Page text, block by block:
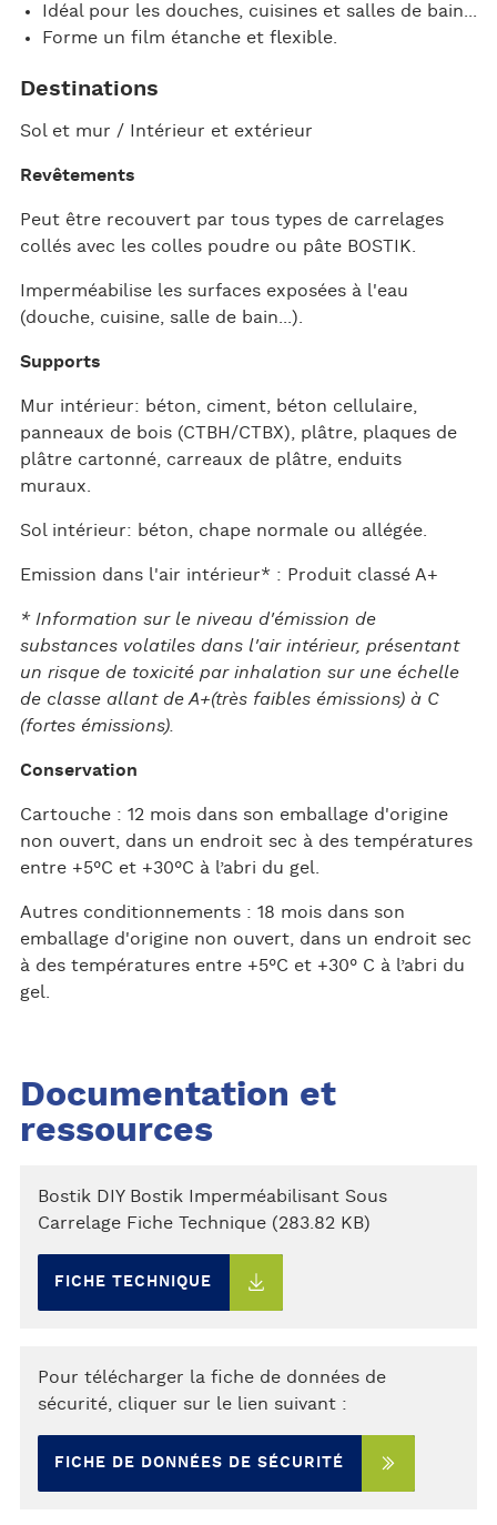
Idéal pour les douches, cuisines et salles de bain...
Forme un film étanche et flexible.
Destinations
Sol et mur / Intérieur et extérieur
Revêtements
Peut être recouvert par tous types de carrelages
collés avec les colles poudre ou pâte BOSTIK.
Imperméabilise les surfaces exposées à l'eau
(douche, cuisine, salle de bain...).
Supports
Mur intérieur: béton, ciment, béton cellulaire,
panneaux de bois (CTBH/CTBX), plâtre, plaques de
plâtre cartonné, carreaux de plâtre, enduits
muraux.
Sol intérieur: béton, chape normale ou allégée.
Emission dans l'air intérieur* : Produit classé A+
* Information sur le niveau d'émission de
substances volatiles dans l'air intérieur, présentant
un risque de toxicité par inhalation sur une échelle
de classe allant de A+(très faibles émissions) à C
(fortes émissions).
Conservation
Cartouche : 12 mois dans son emballage d'origine
non ouvert, dans un endroit sec à des températures
entre +5°C et +30°C à l’abri du gel.
Autres conditionnements : 18 mois dans son
emballage d'origine non ouvert, dans un endroit sec
à des températures entre +5°C et +30° C à l’abri du
gel.
Documentation et
ressources
Bostik DIY Bostik Imperméabilisant Sous
Carrelage Fiche Technique (283.82 KB)
FICHE TECHNIQUE
Pour télécharger la fiche de données de
sécurité, cliquer sur le lien suivant :
FICHE DE DONNÉES DE SÉCURITÉ